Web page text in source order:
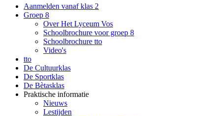
Aanmelden vanaf klas 2
Groep 8
Over Het Lyceum Vos
Schoolbrochure voor groep 8
Schoolbrochure tto
Video's
tto
De Cultuurklas
De Sportklas
De Bètasklas
Praktische informatie
Nieuws
Lestijden